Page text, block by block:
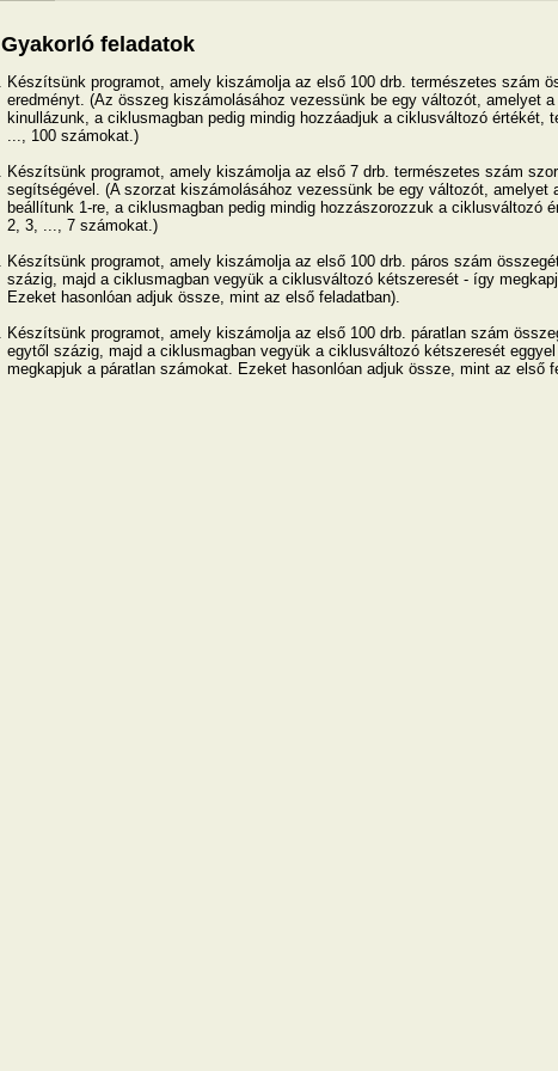
feladatok
Készítsünk programot, amely kiszámolja az első 100 drb. természetes szám
eredményt. (Az összeg kiszámolásához vezessünk be egy változót, amelyet a
kinullázunk, a ciklusmagban pedig mindig hozzáadjuk a ciklusváltozó értékét,
..., 100 számokat.)
Készítsünk programot, amely kiszámolja az első 7 drb. természetes szám
segítségével. (A szorzat kiszámolásához vezessünk be egy változót, amelyet
beállítunk 1-re, a ciklusmagban pedig mindig hozzászorozzuk a ciklusváltozó
2, 3, ..., 7 számokat.)
Készítsünk programot, amely kiszámolja az első 100 drb. páros szám
százig, majd a ciklusmagban vegyük a ciklusváltozó kétszeresét - így
Ezeket hasonlóan adjuk össze, mint az első feladatban).
Készítsünk programot, amely kiszámolja az első 100 drb. páratlan szám
egytől százig, majd a ciklusmagban vegyük a ciklusváltozó kétszeresét
megkapjuk a páratlan számokat. Ezeket hasonlóan adjuk össze, mint az első